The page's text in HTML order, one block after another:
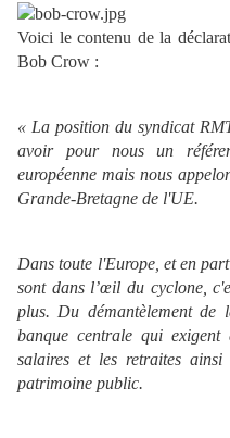
Voici le contenu de la
Bob Crow :
« La position du syndicat
avoir pour nous un
européenne mais nous
Grande-Bretagne de l'UE.
Dans toute l'Europe, et en
sont dans l’œil du cyclone,
plus. Du démantèlement de
banque centrale qui exigent
salaires et les retraites
patrimoine public.